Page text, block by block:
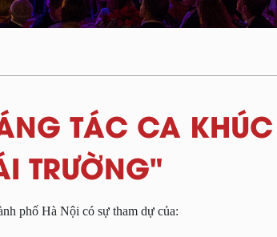
TÁC CA
TRƯỜNG"
phố Hà Nội có sự tham dự của: